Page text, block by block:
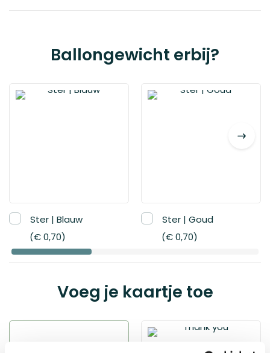
variant
Ballongewicht erbij?
Ster | Blauw
€ 0,70
Ster | Goud
€ 0,70
Voeg je kaartje toe